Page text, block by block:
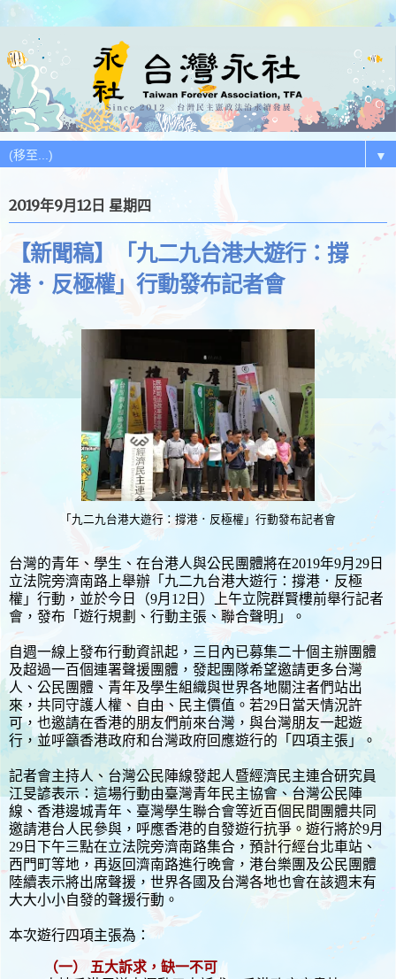
▼
2019年9月12日 星期四
【新聞稿】「九二九台港大遊行：撐
港．反極權」行動發布記者會
「九二九台港大遊行：撐港．反極權」行動發布記者會
台灣的青年、學生、在台港人與公民團體將在2019年9月29日
立法院旁濟南路上舉辦「九二九台港大遊行：撐港．反極
權」行動，並於今日（9月12日）上午立院群賢樓前舉行記者
會，發布「遊行規劃、行動主張、聯合聲明」。
自週一線上發布行動資訊起，三日內已募集二十個主辦團體
及超過一百個連署聲援團體，發起團隊希望邀請更多台灣
人、公民團體、青年及學生組織與世界各地關注者們站出
來，共同守護人權、自由、民主價值。若29日當天情況許
可，也邀請在香港的朋友們前來台灣，與台灣朋友一起遊
行，並呼籲香港政府和台灣政府回應遊行的「四項主張」。
記者會主持人、台灣公民陣線發起人暨經濟民主連合研究員
江旻諺表示：這場行動由臺灣青年民主協會、台灣公民陣
線、香港邊城青年、臺灣學生聯合會等近百個民間團體共同
邀請港台人民參與，呼應香港的自發遊行抗爭。遊行將於9月
29日下午三點在立法院旁濟南路集合，預計行經台北車站、
西門町等地，再返回濟南路進行晚會，港台樂團及公民團體
陸續表示將出席聲援，世界各國及台灣各地也會在該週末有
大大小小自發的聲援行動。
本次遊行四項主張為：
（一） 五大訴求，缺一不可